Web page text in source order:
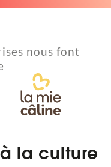
nous font
la culture